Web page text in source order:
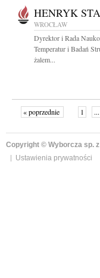
HENRYK
WROCŁAW
Dyrektor i Rada
Temperatur i Badań
żalem...
« poprzednie 1 ...
Copyright © Wyborcza sp. z
Ustawienia prywatności